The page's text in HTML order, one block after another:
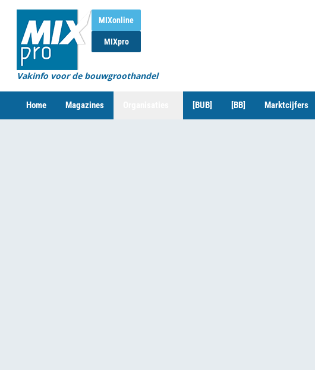
MIXonline
MIXpro
Vakinfo voor de bouwgroothandel
Home Magazines [BUB] [BB] Marktcijfers